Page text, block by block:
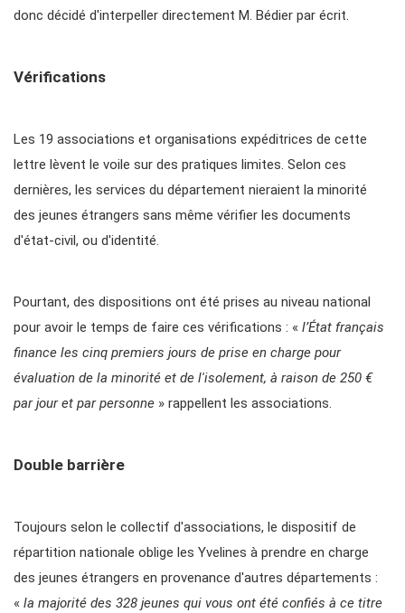
donc décidé d'interpeller directement M. Bédier par écrit.
Vérifications
Les 19 associations et organisations expéditrices de cette
lettre lèvent le voile sur des pratiques limites. Selon ces
dernières, les services du département nieraient la minorité
des jeunes étrangers sans même vérifier les documents
d'état-civil, ou d'identité.
Pourtant, des dispositions ont été prises au niveau national
pour avoir le temps de faire ces vérifications : « l’État français
finance les cinq premiers jours de prise en charge pour
évaluation de la minorité et de l'isolement, à raison de 250 €
par jour et par personne » rappellent les associations.
Double barrière
Toujours selon le collectif d'associations, le dispositif de
répartition nationale oblige les Yvelines à prendre en charge
des jeunes étrangers en provenance d'autres départements :
« la majorité des 328 jeunes qui vous ont été confiés à ce titre